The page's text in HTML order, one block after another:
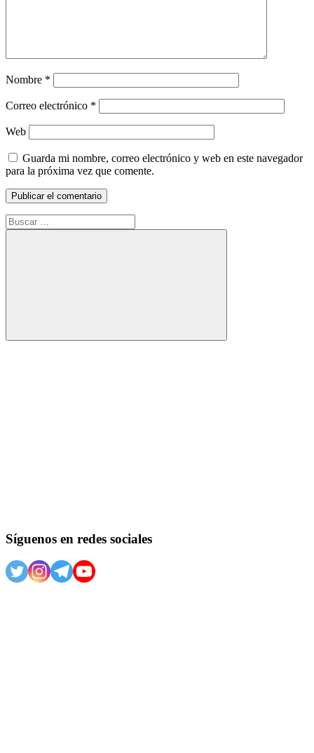
Nombre *
Correo electrónico *
Web
Guarda mi nombre, correo electrónico y web en este navegador
para la próxima vez que comente.
Buscar:
Buscar
Síguenos en redes sociales